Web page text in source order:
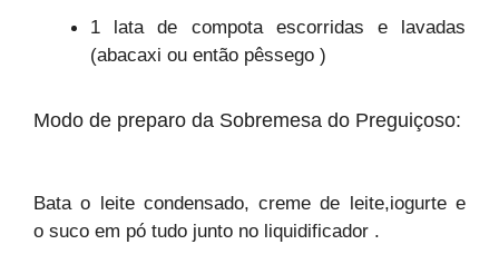
1 lata de compota escorridas e lavadas
(abacaxi ou então pêssego )
Modo de preparo da Sobremesa do Preguiçoso:
Bata o leite condensado, creme de leite,iogurte e
o suco em pó tudo junto no liquidificador .